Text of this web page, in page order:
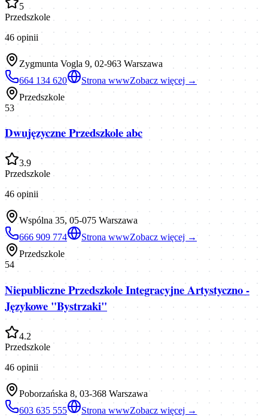
5
Przedszkole
46 opinii
Zygmunta Vogla 9, 02-963 Warszawa
664 134 620
Strona wwwZobacz więcej →
Przedszkole
53
Dwujęzyczne Przedszkole abc
3.9
Przedszkole
46 opinii
Wspólna 35, 05-075 Warszawa
666 909 774
Strona wwwZobacz więcej →
Przedszkole
54
Niepubliczne Przedszkole Integracyjne Artystyczno -
Językowe "Bystrzaki"
4.2
Przedszkole
46 opinii
Poborzańska 8, 03-368 Warszawa
603 635 555
Strona wwwZobacz więcej →